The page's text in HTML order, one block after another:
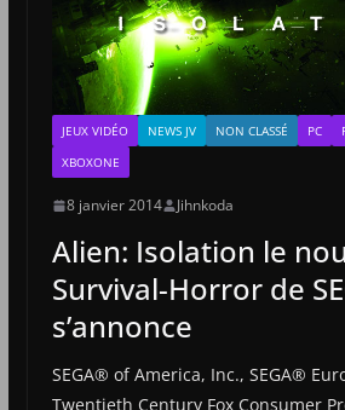
JEUX VIDÉO NEWS JV NON CLASSÉ PC
XBOXONE
8 janvier 2014 Jihnkoda
Alien: Isolation le
Survival-Horror de
s’annonce
SEGA® of America, Inc., SEGA®
Twentieth Century Fox Consumer